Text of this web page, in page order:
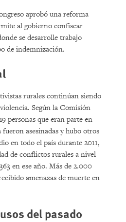
aprobó una reforma
al gobierno confiscar
se desarrolle trabajo
de indemnización.
rurales continúan siendo
Según la Comisión
personas que eran parte en
asesinadas y hubo otros
en todo el país durante 2011,
de conflictos rurales a nivel
en ese año. Más de 2.000
amenazas de muerte en
del pasado